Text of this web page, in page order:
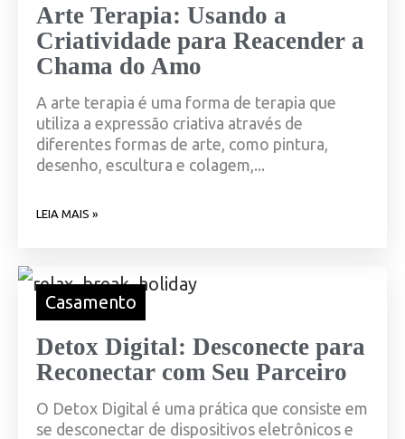
Arte Terapia: Usando a
Criatividade para Reacender a
Chama do Amo
A arte terapia é uma forma de terapia que
utiliza a expressão criativa através de
diferentes formas de arte, como pintura,
desenho, escultura e colagem,...
LEIA MAIS »
Casamento
Detox Digital: Desconecte para
Reconectar com Seu Parceiro
O Detox Digital é uma prática que consiste em
se desconectar de dispositivos eletrônicos e